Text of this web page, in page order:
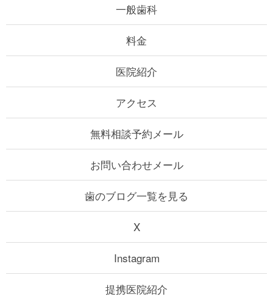
一般歯科
料金
医院紹介
アクセス
無料相談予約メール
お問い合わせメール
歯のブログ一覧を見る
X
Instagram
提携医院紹介